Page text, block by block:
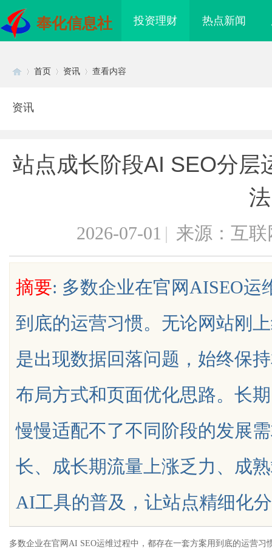
奉化信息社 投资理财 热点新闻
uz
首页 资讯 查看内容
资讯
站点成长阶段AI SEO分层
法
2026-07-01 | 来源：互联
摘要: 多数企业在官网AISEO
到底的运营习惯。无论网站刚
是出现数据回落问题，始终保
布局方式和页面优化思路。长
慢慢适配不了不同阶段的发展
长、成长期流量上涨乏力、成
AI工具的普及，让站点精细化
多数企业在官网AI SEO运维过程中，都存在一套方案用到底的运营
航者